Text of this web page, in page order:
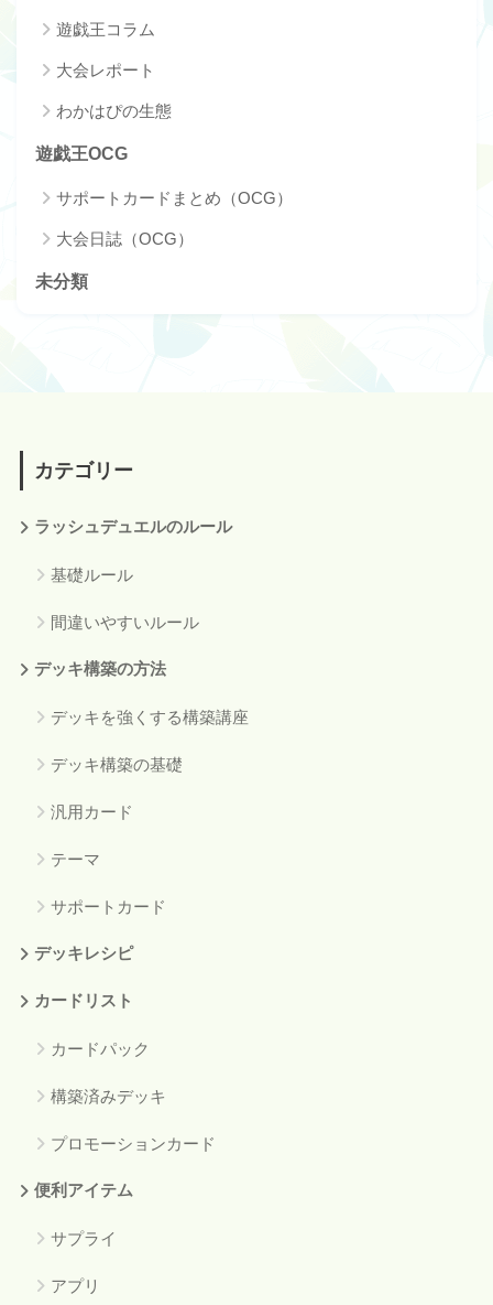
遊戯王コラム
大会レポート
わかはぴの生態
遊戯王OCG
サポートカードまとめ（OCG）
大会日誌（OCG）
未分類
カテゴリー
ラッシュデュエルのルール
基礎ルール
間違いやすいルール
デッキ構築の方法
デッキを強くする構築講座
デッキ構築の基礎
汎用カード
テーマ
サポートカード
デッキレシピ
カードリスト
カードパック
構築済みデッキ
プロモーションカード
便利アイテム
サプライ
アプリ